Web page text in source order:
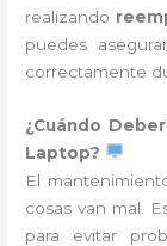
realizando
puedes
correctamente
¿Cuándo
Laptop?
El
cosas van mal.
para evitar